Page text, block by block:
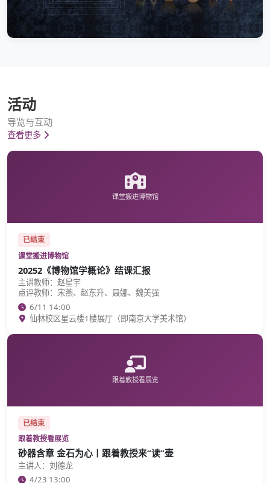
活动
导览与互动
查看更多
课堂搬进博物馆
已结束
课堂搬进博物馆
20252《博物馆学概论》结课汇报
主讲教师：赵星宇
点评教师：宋燕、赵东升、聂娜、魏美强
6/11 14:00
仙林校区星云楼1楼展厅（即南京大学美术馆）
跟着教授看展览
已结束
跟着教授看展览
砂器含章 金石为心丨跟着教授来“读”壶
主讲人：刘德龙
4/23 13:00